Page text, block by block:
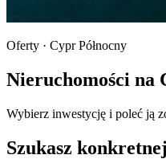
Oferty · Cypr Północny
Nieruchomości na
Wybierz inwestycję i poleć ją
Szukasz